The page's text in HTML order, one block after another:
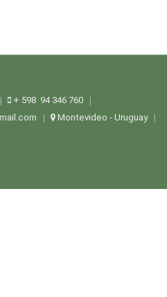
+ 598 94 346 760
Montevideo - Uruguay